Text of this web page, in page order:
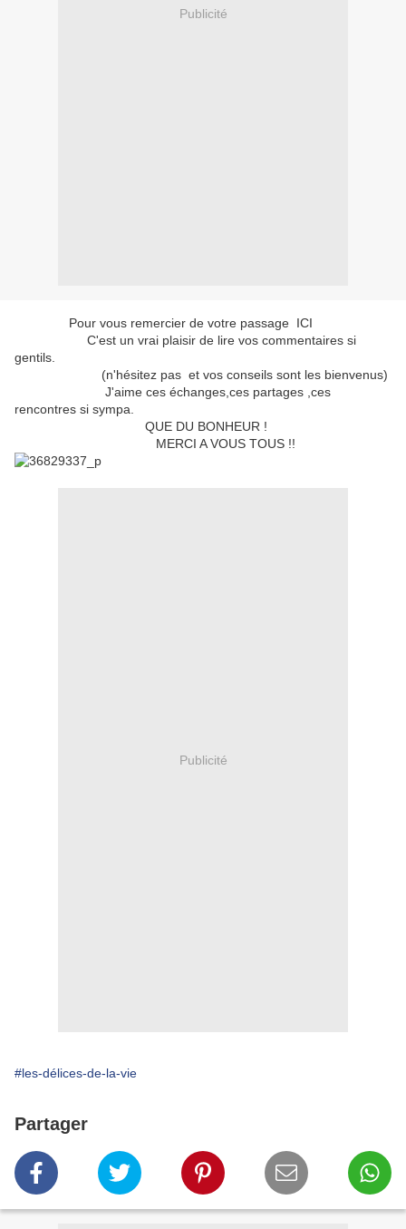
Publicité
Pour vous remercier de votre passage ICI
C'est un vrai plaisir de lire vos commentaires si
gentils.
(n'hésitez pas et vos conseils sont les bienvenus)
J'aime ces échanges,ces partages ,ces
rencontres si sympa.
QUE DU BONHEUR !
MERCI A VOUS TOUS !!
Publicité
#les-délices-de-la-vie
Partager